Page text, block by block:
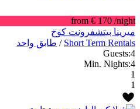
from € 170 /night
ميرينا بيتشفرونت كوخ
Short Term Rentals
/ طابق واحد
Guests:4
Min. Nights:4
1
1